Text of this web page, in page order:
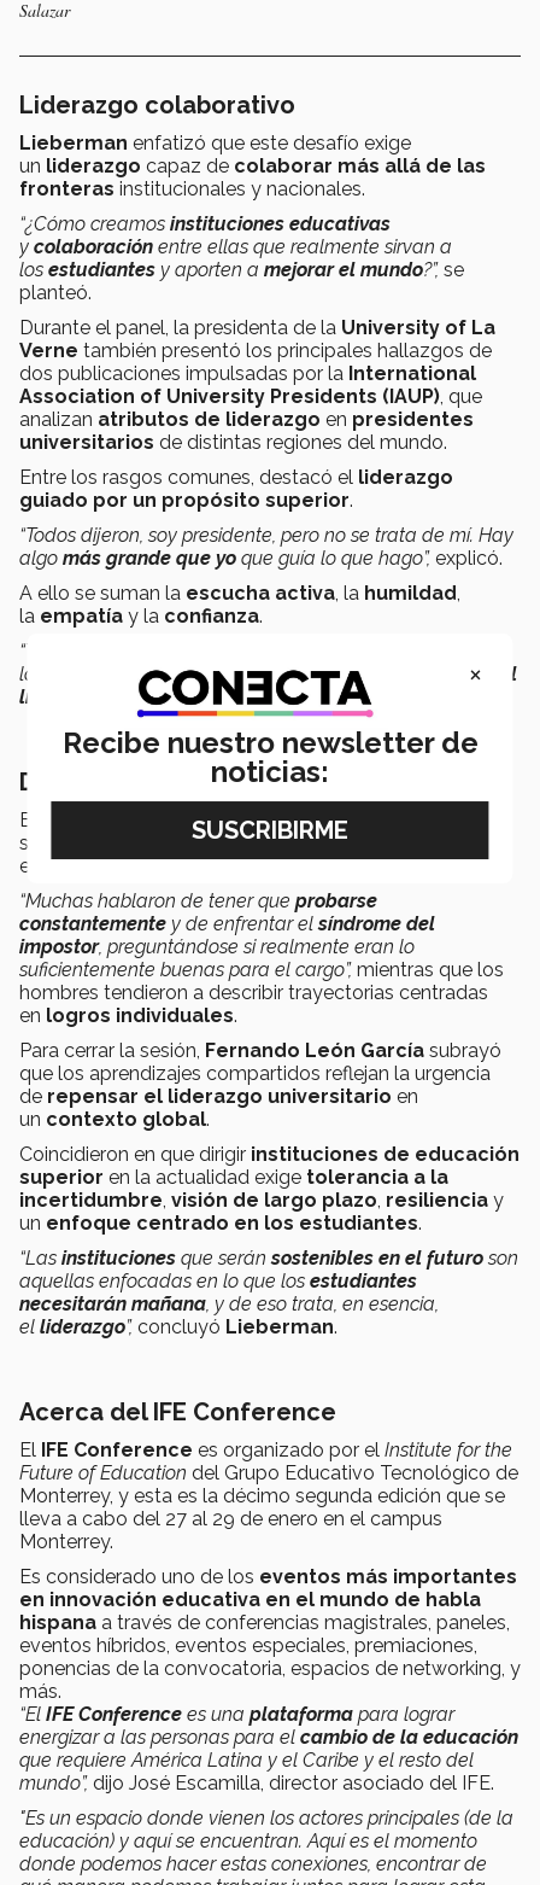
Salazar
Liderazgo colaborativo
Lieberman enfatizó que este desafío exige
un liderazgo capaz de colaborar más allá de las
fronteras institucionales y nacionales.
“¿Cómo creamos instituciones educativas
y colaboración entre ellas que realmente sirvan a
los estudiantes y aporten a mejorar el mundo?”, se
planteó.
Durante el panel, la presidenta de la University of La
Verne también presentó los principales hallazgos de
dos publicaciones impulsadas por la International
Association of University Presidents (IAUP), que
analizan atributos de liderazgo en presidentes
universitarios de distintas regiones del mundo.
Entre los rasgos comunes, destacó el liderazgo
guiado por un propósito superior.
“Todos dijeron, soy presidente, pero no se trata de mí. Hay
algo más grande que yo que guía lo que hago”, explicó.
A ello se suman la escucha activa, la humildad,
la empatía y la confianza.
“Tener la
la
universidades absolutamentecrítico
éxito del
liderazgo
Desafíos en el liderazgo universitario
En cuanto a las diferencias de género
señaló que las
mujeres líderes reportaron mayores
experiencias desesgoyautoexigencia.
“Muchas hablaron de tener que probarse
constantemente y de enfrentar elsíndrome del
impostor, preguntándose si realmente eran lo
suficientemente buenas para el cargo”, mientras que los
hombres tendieron a describir trayectorias centradas
en logros individuales.
Para cerrar la sesión, Fernando León García subrayó
que los aprendizajes compartidos reflejan la urgencia
de repensar el liderazgo universitario en
un contexto global.
Coincidieron en que dirigir instituciones de educación
superior en la actualidad exige tolerancia a la
incertidumbre, visión de largo plazo, resiliencia y
un enfoque centrado en los estudiantes.
“Las instituciones que seránsostenibles en el futuroson
aquellas enfocadas en lo que los estudiantes
necesitarán mañana, y de eso trata, en esencia,
el liderazgo”, concluyó Lieberman.
Acerca del IFE Conference
El IFE Conference es organizado por el Institute for the
Future of Education del Grupo Educativo Tecnológico de
Monterrey, y esta es la décimo segunda edición que se
lleva a cabo del 27 al 29 de enero en el campus
Monterrey.
Es considerado uno de los eventos más importantes
en innovación educativa en el mundo de habla
hispana a través de conferencias magistrales, paneles,
eventos híbridos, eventos especiales, premiaciones,
ponencias de la convocatoria, espacios de networking, y
más.
“El IFE Conference es una plataforma para lograr
energizar a las personas para el cambio de la educación
que requiere América Latina y el Caribe y el resto del
mundo”, dijo José Escamilla, director asociado del IFE.
"Es un espacio donde vienen los actores principales (de la
educación) y aquí se encuentran. Aquí es el momento
donde podemos hacer estas conexiones, encontrar de
×
Recibe nuestro newsletter de
noticias: